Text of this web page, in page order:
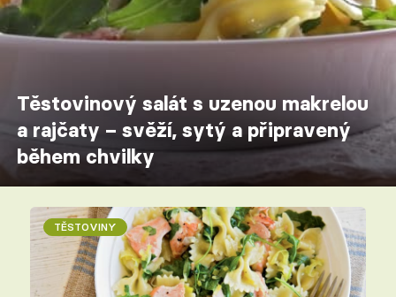
Těstovinový salát s uzenou makrelou
a rajčaty – svěží, sytý a připravený
během chvilky
TĚSTOVINY